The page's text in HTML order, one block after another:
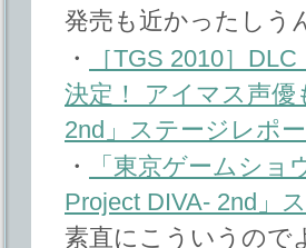
発売も近かったしう
・
［TGS 2010］
決定！ アイマス声優
2nd」ステージレポー
・
「東京ゲームシ
Project DIVA- 2nd」
素直にこういうので